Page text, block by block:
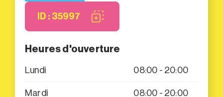
ID : 35997
Heures d'ouverture
Lundi 08:00 - 20:00
Mardi 08:00 - 20:00